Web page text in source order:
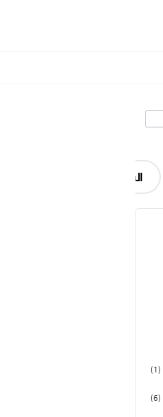
السلسلة P-Line
1
6